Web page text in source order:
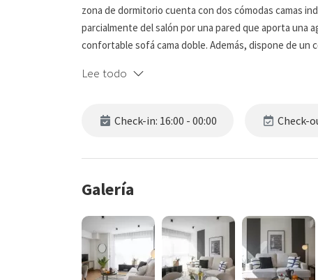
zona de dormitorio cuenta con dos cómodas camas
parcialmente del salón por una pared que aporta una
confortable sofá cama doble. Además, dispone de un
su diseño interior crea un ambiente cálido y acogedor.
La cocina integrada en el salón está equipada con
Ubicado en un edificio de apartamentos de alquiler,
descubrir la ciudad como si buscas un espacio para
para disfrutar de Castellón con total comodidad,
Se encuentra en una ubicación privilegiada, a 15
Lee todo
Check-in: 16:00 - 00:00 Check-
Galería